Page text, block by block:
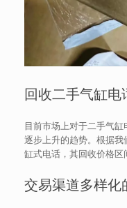
回收二手气缸电
目前市场上对于二手气
逐步上升的趋势。根据
缸式电话，其回收价格区
交易渠道多样化